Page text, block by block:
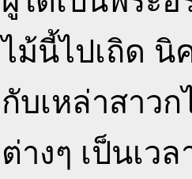
ไม้นี้ไปเถิด นิ
กับเหล่าสาว
ต่างๆ เป็นเว